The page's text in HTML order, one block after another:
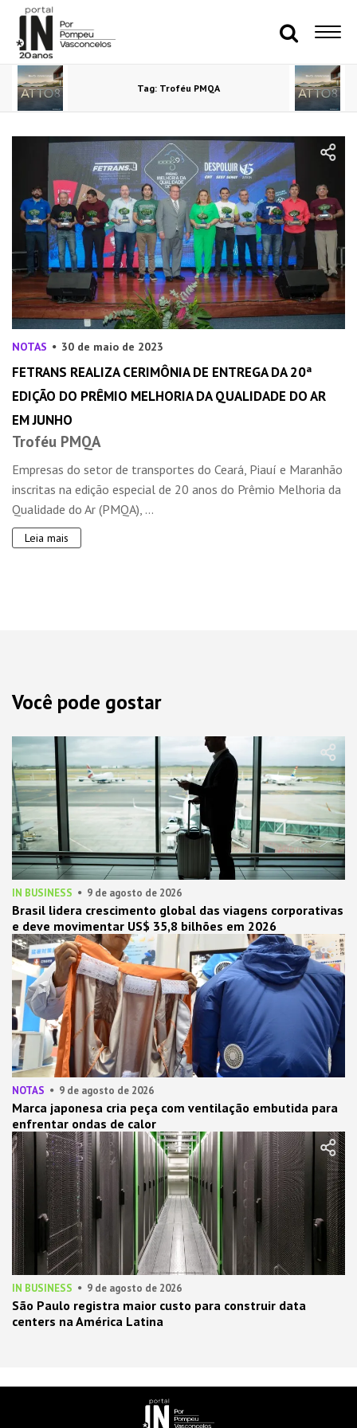
Tag: Troféu PMQA
NOTAS 30 de maio de 2023
FETRANS REALIZA CERIMÔNIA DE ENTREGA DA 20ª
EDIÇÃO DO PRÊMIO MELHORIA DA QUALIDADE DO AR
EM JUNHO
Troféu PMQA
Empresas do setor de transportes do Ceará, Piauí e Maranhão
inscritas na edição especial de 20 anos do Prêmio Melhoria da
Qualidade do Ar (PMQA), ...
Leia mais
Você pode gostar
IN BUSINESS 9 de agosto de 2026
Brasil lidera crescimento global das viagens corporativas
e deve movimentar US$ 35,8 bilhões em 2026
NOTAS 9 de agosto de 2026
Marca japonesa cria peça com ventilação embutida para
enfrentar ondas de calor
IN BUSINESS 9 de agosto de 2026
São Paulo registra maior custo para construir data
centers na América Latina